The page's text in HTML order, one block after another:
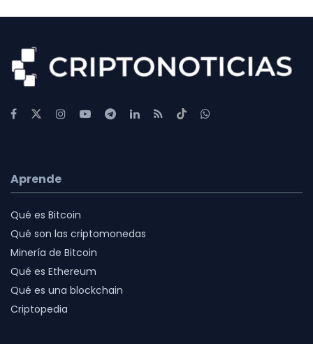
Aprende
Qué es Bitcoin
Qué son las criptomonedas
Minería de Bitcoin
Qué es Ethereum
Qué es una blockchain
Criptopedia